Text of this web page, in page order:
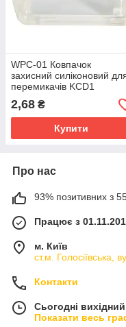
WPC-01 Ковпачок
захисний силіконовий
перемикачів KCD1
(прямокутний)
2,68 ₴
Купити
Про нас
93% позитивних з 55
Працює з
м. Київ
ст.м. Голосіївська,
Контакти
Сьогодні вихідний
Показати весь